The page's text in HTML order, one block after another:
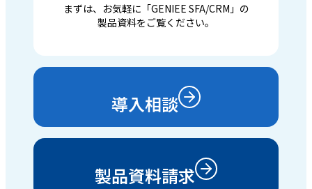
まずは、お気軽に「GENIEE SFA/CRM」の
製品資料をご覧ください。
導入相談
製品資料請求